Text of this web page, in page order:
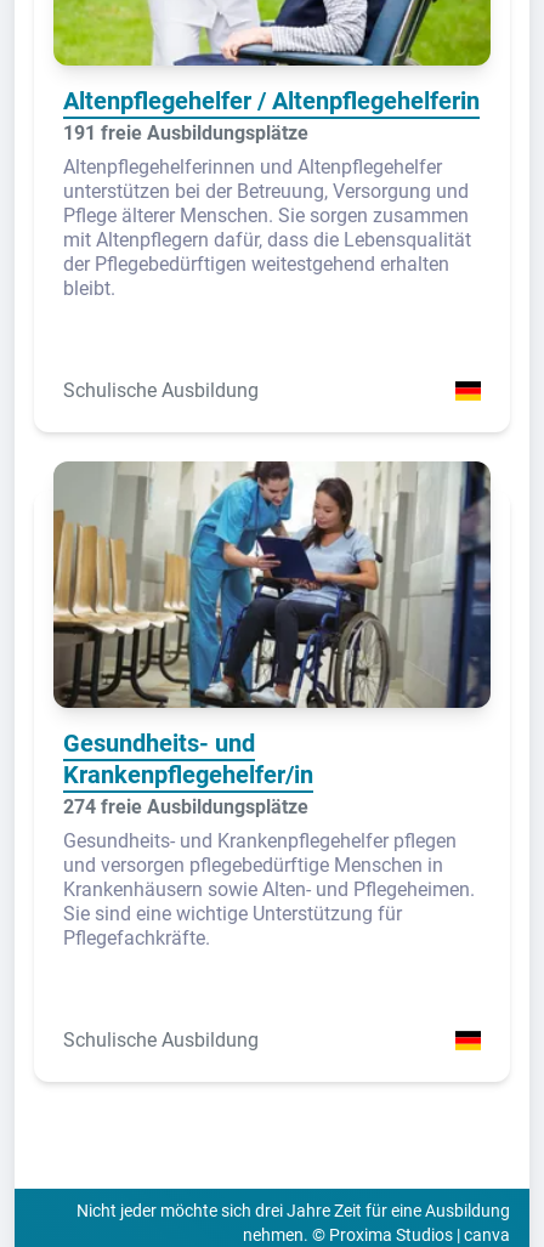
Altenpflegehelfer / Altenpflegehelferin
191 freie Ausbildungsplätze
Altenpflegehelferinnen und Altenpflegehelfer
unterstützen bei der Betreuung, Versorgung und
Pflege älterer Menschen. Sie sorgen zusammen
mit Altenpflegern dafür, dass die Lebensqualität
der Pflegebedürftigen weitestgehend erhalten
bleibt.
Schulische Ausbildung
Gesundheits- und
Krankenpflegehelfer/in
274 freie Ausbildungsplätze
Gesundheits- und Krankenpflegehelfer pflegen
und versorgen pflegebedürftige Menschen in
Krankenhäusern sowie Alten- und Pflegeheimen.
Sie sind eine wichtige Unterstützung für
Pflegefachkräfte.
Schulische Ausbildung
Nicht jeder möchte sich drei Jahre Zeit für eine Ausbildung
nehmen. © Proxima Studios | canva